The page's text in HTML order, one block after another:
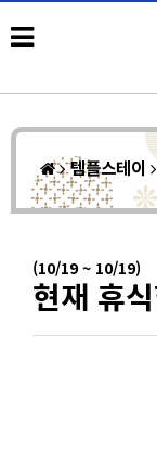
템플스테이
(10/19 ~ 10/19)
현재 휴